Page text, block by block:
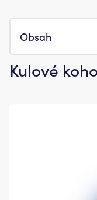
Obsah
Kulové